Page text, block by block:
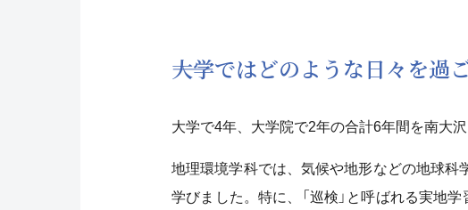
――大学ではどのような日々を過
大学で4年、大学院で2年の合計6年間を南大
地理環境学科では、気候や地形などの地球科
学びました。特に、「巡検」と呼ばれる実地